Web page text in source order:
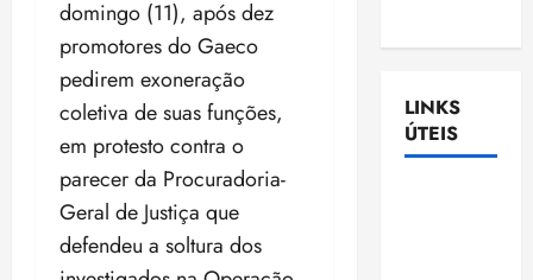
domingo (11), após dez
promotores do Gaeco
pedirem exoneração
coletiva de suas funções,
em protesto contra o
parecer da Procuradoria-
Geral de Justiça que
defendeu a soltura dos
LINKS
ÚTEIS